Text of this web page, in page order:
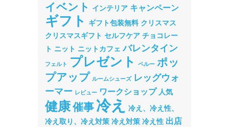
イベント インテリア キャンペーン
ギフト ギフト包装無料 クリスマス
クリスマスギフト セルフケア チョコレー
ト ニット ニットカフェ バレンタイン
フェルト プレゼント ペルー ポッ
プアップ ルームシューズ レッグウォ
ーマー レビュー ワークショップ 人気
健康催事 冷え
冷え、冷え性、
冷え取り、冷え対策 冷え対策 冷え性 出店